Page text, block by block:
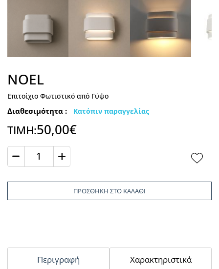
NOEL
Επιτοίχιο Φωτιστικό από Γύψο
Διαθεσιμότητα : Κατόπιν παραγγελίας
ΤΙΜΗ:50,00€
Ποσότητα
ΠΡΟΣΘΗΚΗ ΣΤΟ ΚΑΛΑΘΙ
Περιγραφή Χαρακτηριστικά